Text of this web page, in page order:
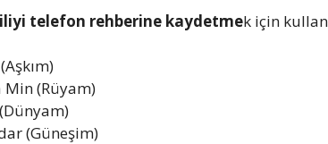
telefon rehberine kaydetmek için
Min (Rüyam)
(Güneşim)